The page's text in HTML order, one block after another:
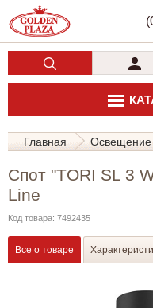
Главная Освещение
Спот "TORI SL 3
Line
Код товара: 7492435
Все о товаре